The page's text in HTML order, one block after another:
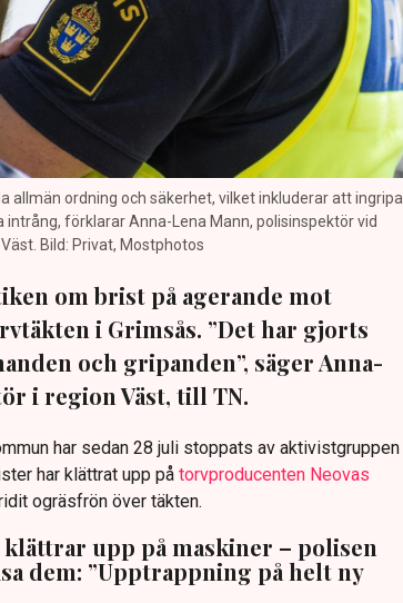
allmän ordning och säkerhet, vilket inkluderar att ingripa
förklarar Anna-Lena Mann, polisinspektör vid
Bild: Privat, Mostphotos
om brist på agerande mot
i Grimsås. ”Det har gjorts
och gripanden”, säger Anna-
i region Väst, till TN.
har sedan 28 juli stoppats av aktivistgruppen
har klättrat upp påtorvproducenten Neovas
ogräsfrön över täkten.
upp på maskiner – polisen
dem: ”Upptrappning på helt ny